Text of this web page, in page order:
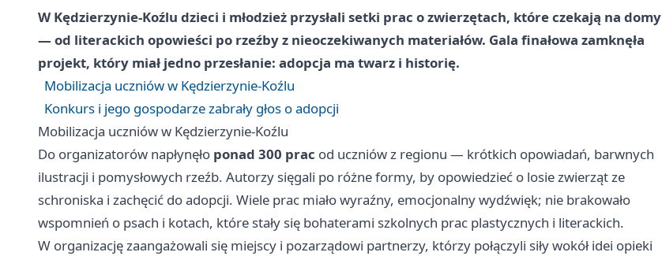
W Kędzierzynie-Koźlu dzieci i młodzież przysłali setki prac o zwierzętach, które czekają na domy
— od literackich opowieści po rzeźby z nieoczekiwanych materiałów. Gala finałowa zamknęła
projekt, który miał jedno przesłanie: adopcja ma twarz i historię.
Mobilizacja uczniów w Kędzierzynie-Koźlu
Konkurs i jego gospodarze zabrały głos o adopcji
Mobilizacja uczniów w Kędzierzynie-Koźlu
Do organizatorów napłynęło ponad 300 prac od uczniów z regionu — krótkich opowiadań, barwnych
ilustracji i pomysłowych rzeźb. Autorzy sięgali po różne formy, by opowiedzieć o losie zwierząt ze
schroniska i zachęcić do adopcji. Wiele prac miało wyraźny, emocjonalny wydźwięk; nie brakowało
wspomnień o psach i kotach, które stały się bohaterami szkolnych prac plastycznych i literackich.
W organizację zaangażowali się miejscy i pozarządowi partnerzy, którzy połączyli siły wokół idei opieki